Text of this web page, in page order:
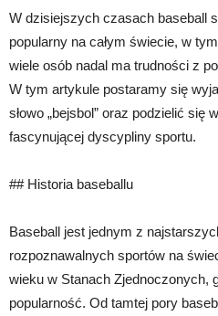
W dzisiejszych czasach baseball
popularny na całym świecie, w
wiele osób nadal ma trudności z
W tym artykule postaramy się
słowo „bejsbol” oraz podzielić się
fascynującej dyscypliny sportu.
## Historia baseballu
Baseball jest jednym z
rozpoznawalnych sportów na
wieku w Stanach Zjednoczonych,
popularność. Od tamtej pory